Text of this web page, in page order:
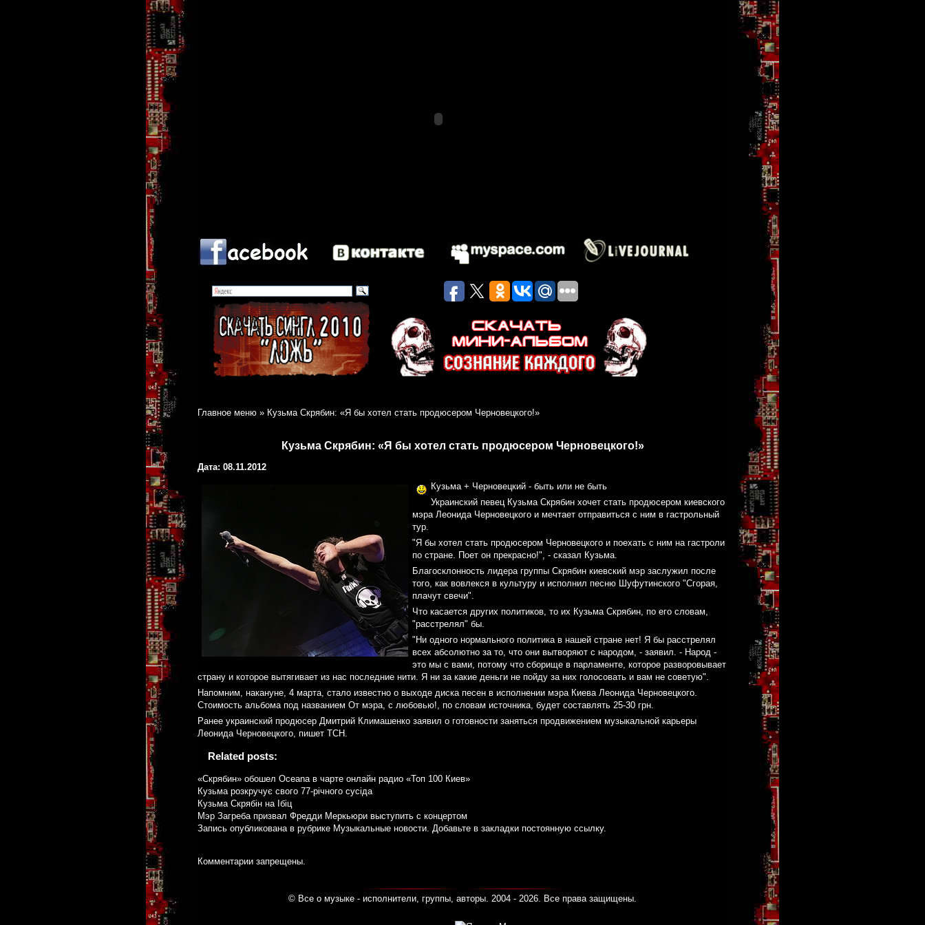
Главное меню » Кузьма Скрябин: «Я бы хотел стать продюсером Черновецкого!»
Кузьма Скрябин: «Я бы хотел стать продюсером Черновецкого!»
Дата: 08.11.2012
Кузьма + Черновецкий - быть или не быть
Украинский певец Кузьма Скрябин хочет стать продюсером киевского
мэра Леонида Черновецкого и мечтает отправиться с ним в гастрольный
тур.
"Я бы хотел стать продюсером Черновецкого и поехать с ним на гастроли
по стране. Поет он прекрасно!", - сказал Кузьма.
Благосклонность лидера группы Скрябин киевский мэр заслужил после
того, как вовлекся в культуру и исполнил песню Шуфутинского "Сгорая,
плачут свечи".
Что касается других политиков, то их Кузьма Скрябин, по его словам,
"расстрелял" бы.
"Ни одного нормального политика в нашей стране нет! Я бы расстрелял
всех абсолютно за то, что они вытворяют с народом, - заявил. - Народ -
это мы с вами, потому что сборище в парламенте, которое разворовывает
страну и которое вытягивает из нас последние нити. Я ни за какие деньги не пойду за них голосовать и вам не советую".
Напомним, накануне, 4 марта, стало известно о выходе диска песен в исполнении мэра Киева Леонида Черновецкого.
Стоимость альбома под названием От мэра, с любовью!, по словам источника, будет составлять 25-30 грн.
Ранее украинский продюсер Дмитрий Климашенко заявил о готовности заняться продвижением музыкальной карьеры
Леонида Черновецкого, пишет ТСН.
Related posts:
«Скрябин» обошел Oceana в чарте онлайн радио «Топ 100 Киев»
Кузьма розкручує свого 77-річного сусіда
Кузьма Скрябін на Ібіц
Мэр Загреба призвал Фредди Меркьюри выступить с концертом
Запись опубликована в рубрике Музыкальные новости. Добавьте в закладки постоянную ссылку.
Комментарии запрещены.
© Все о музыке - исполнители, группы, авторы. 2004 - 2026. Все права защищены.